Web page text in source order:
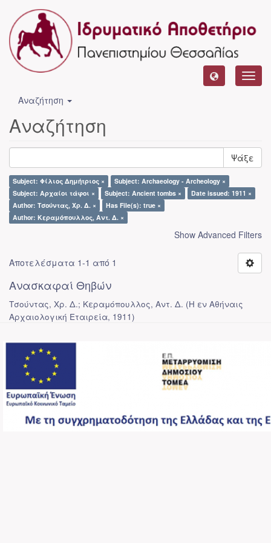
Αναζήτηση
Αναζήτηση
Ψάξε
Subject: Φίλιος Δημήτριος ×
Subject: Archaeology - Archeology ×
Subject: Αρχαίοι τάφοι ×
Subject: Ancient tombs ×
Date issued: 1911 ×
Author: Τσούντας, Χρ. Δ. ×
Has File(s): true ×
Author: Κεραμόπουλλος, Αντ. Δ. ×
Show Advanced Filters
Αποτελέσματα 1-1 από 1
Ανασκαφαί Θηβών
Τσούντας, Χρ. Δ.; Κεραμόπουλλος, Αντ. Δ. (Η εν Αθήναις
Αρχαιολογική Εταιρεία, 1911)